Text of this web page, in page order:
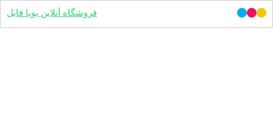
فروشگاه آنلاین پویا فایل